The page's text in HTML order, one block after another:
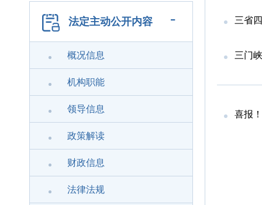
法定主动公开内容 -
概况信息
机构职能
领导信息
政策解读
财政信息
法律法规
三省四
三门
喜报